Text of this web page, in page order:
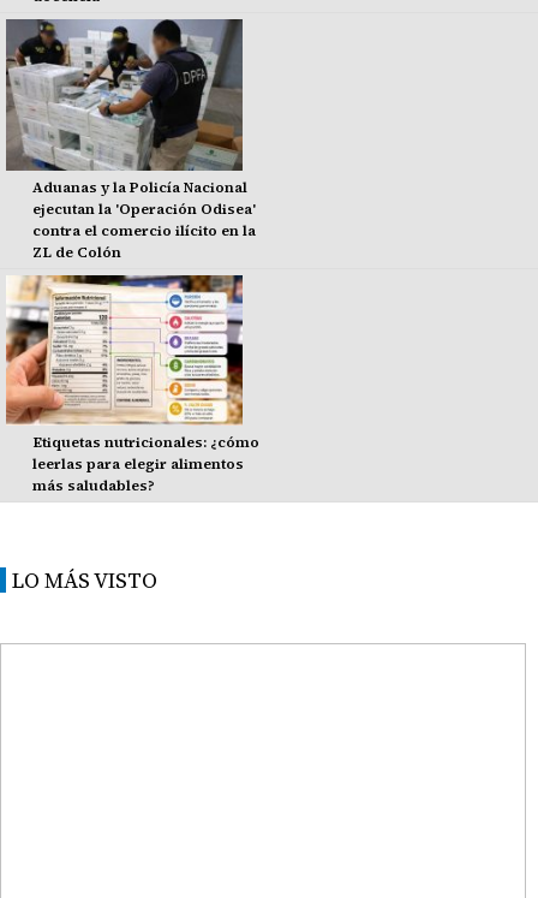
Aduanas y la Policía Nacional
ejecutan la 'Operación Odisea'
contra el comercio ilícito en la
ZL de Colón
Etiquetas nutricionales: ¿cómo
leerlas para elegir alimentos
más saludables?
LO MÁS VISTO